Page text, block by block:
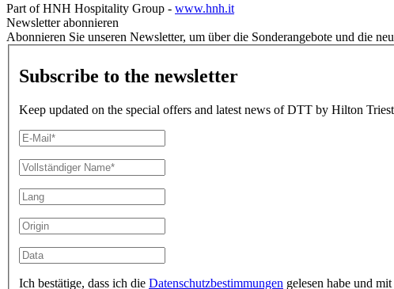
Part of HNH Hospitality Group - www.hnh.it
Newsletter abonnieren
Abonnieren Sie unseren Newsletter, um über die Sonderangebote und die
Subscribe to the newsletter
Keep updated on the special offers and latest news of DTT by Hilton
Ich bestätige, dass ich die Datenschutzbestimmungen gelesen habe und